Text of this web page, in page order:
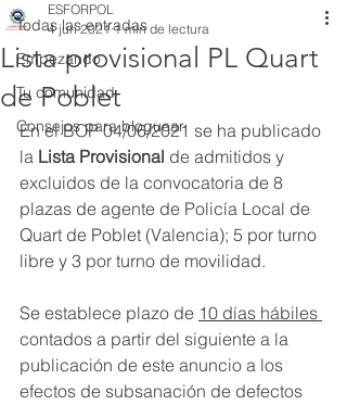
Todas las entradas
Empezando
Tu comunidad
Consejos para bloguear
Lista provisional PL Quart
de Poblet
ESFORPOL
4 jun 2021 1 min de lectura
En el BOP 04/06/2021 se ha publicado
la Lista Provisional de admitidos y
excluidos de la convocatoria de 8
plazas de agente de Policía Local de
Quart de Poblet (Valencia); 5 por turno
libre y 3 por turno de movilidad.
Se establece plazo de 10 días hábiles
contados a partir del siguiente a la
publicación de este anuncio a los
efectos de subsanación de defectos